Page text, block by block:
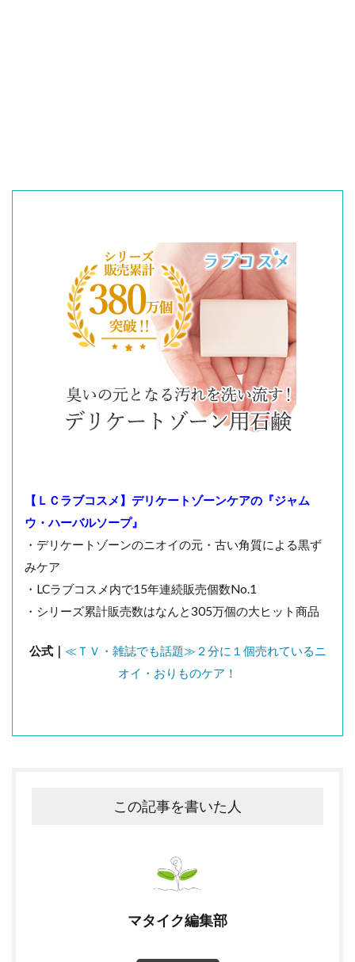
【ＬＣラブコスメ】デリケートゾーンケアの『ジャム
ウ・ハーバルソープ』
・デリケートゾーンのニオイの元・古い角質による黒ず
みケア
・LCラブコスメ内で15年連続販売個数No.1
・シリーズ累計販売数はなんと305万個の大ヒット商品
公式｜ ≪ＴＶ・雑誌でも話題≫２分に１個売れているニ
オイ・おりものケア！
この記事を書いた人
マタイク編集部